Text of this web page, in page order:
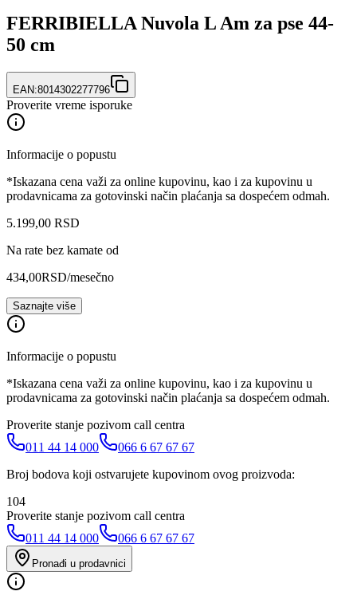
FERRIBIELLA Nuvola L Am za pse 44-
50 cm
EAN:8014302277796
Proverite vreme isporuke
Informacije o popustu
*Iskazana cena važi za online kupovinu, kao i za kupovinu u
prodavnicama za gotovinski način plaćanja sa dospećem odmah.
5.199,00 RSD
Na rate bez kamate od
434,00RSD/mesečno
Saznajte više
Informacije o popustu
*Iskazana cena važi za online kupovinu, kao i za kupovinu u
prodavnicama za gotovinski način plaćanja sa dospećem odmah.
Proverite stanje pozivom call centra
011 44 14 000
066 6 67 67 67
Broj bodova koji ostvarujete kupovinom ovog proizvoda:
104
Proverite stanje pozivom call centra
011 44 14 000
066 6 67 67 67
Pronađi u prodavnici